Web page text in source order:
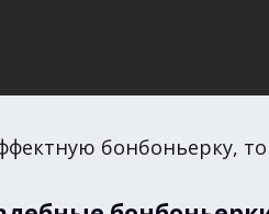
бонбоньерку,